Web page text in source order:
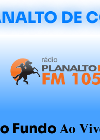
DE
FundoAo